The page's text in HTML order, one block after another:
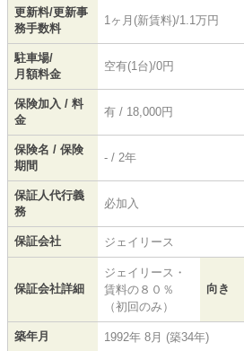
更新料/更新事
務手数料
1ヶ月(新賃料)/1.1万円
駐車場/
月額料金
空有(1台)/0円
保険加入 / 料
金
有 / 18,000円
保険名 / 保険
期間
- / 2年
保証人代行義
務
必加入
保証会社 ジェイリース
保証会社詳細
ジェイリース・
賃料の８０％
（初回のみ）
向き
築年月 1992年 8月 (築34年)